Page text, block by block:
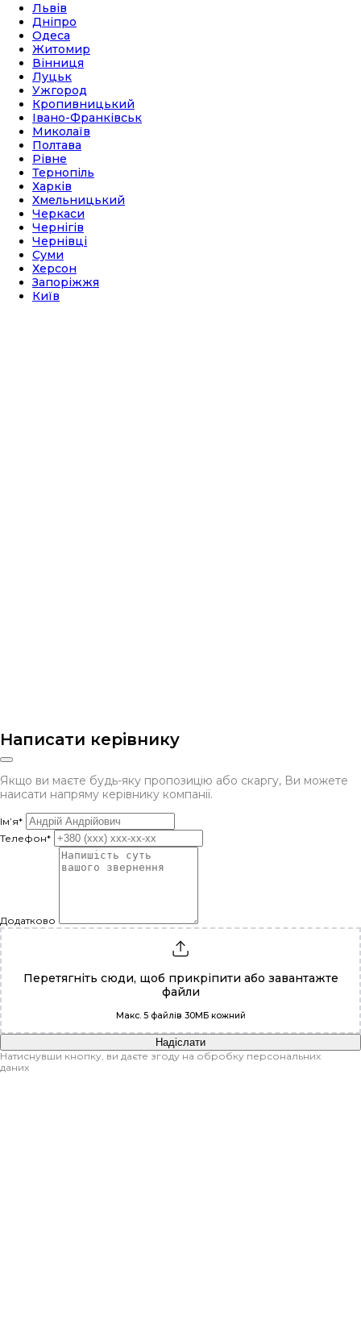
Львів
Дніпро
Одеса
Житомир
Вінниця
Луцьк
Ужгород
Кропивницький
Івано-Франківськ
Миколаїв
Полтава
Рівне
Тернопіль
Харків
Хмельницький
Черкаси
Чернігів
Чернівці
Суми
Херсон
Запоріжжя
Київ
Написати керівнику
Якщо ви маєте будь-яку пропозицію або скаргу, Ви можете
наисати напряму керівнику компанії.
Ім’я*
Телефон*
Додатково
Перетягніть сюди, щоб прикріпити або завантажте
файли
Макс. 5 файлів 30МБ кожний
Надіслати
Натиснувши кнопку, ви даєте згоду на обробку персональних
даних